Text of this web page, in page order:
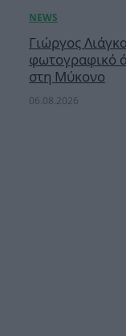
Γιώργος
φωτογραφικό
στη Μύκονο
06.08.2026